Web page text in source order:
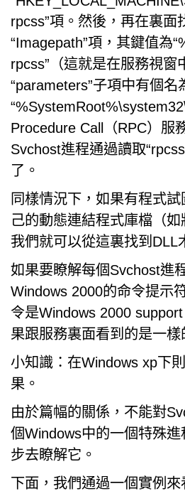
rpcss”項。然後，再在裏面
“Imagepath”項，其鍵值為
rpcss”（這就是在服務視
“parameters”子項中有個名
Procedure Call（RPC）服
Svchost進程通過讀取
了。
同樣情況下，如果有程式
己的動態連結程式庫檔（
我們就可以從這裏找到
如果要瞭解每個Svchost進
Windows 2000的命令提示
令是Windows 2000
果跟服務裏面看到的是一
小知識：在Windows xp下
果。
由於篇幅的關係，不能對
個Windows中的一個特殊
步去瞭解它。
下面，我們通過一個實例